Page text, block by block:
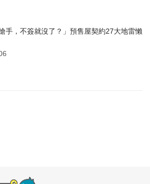
搶手，不簽就沒了？」預售屋契約27大地雷懶